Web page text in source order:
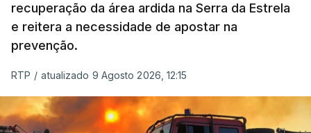
recuperação da área ardida na Serra da Estrela
e reitera a necessidade de apostar na
prevenção.
RTP / atualizado 9 Agosto 2026, 12:15